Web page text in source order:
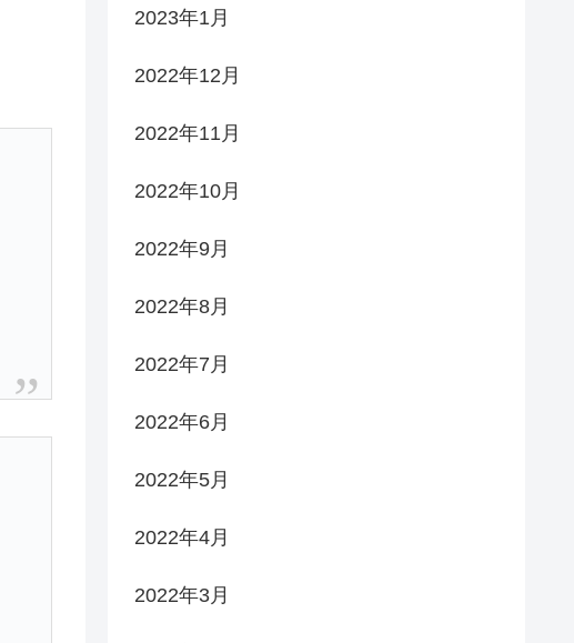
2023年1月
2022年12月
2022年11月
2022年10月
2022年9月
2022年8月
2022年7月
2022年6月
2022年5月
2022年4月
2022年3月